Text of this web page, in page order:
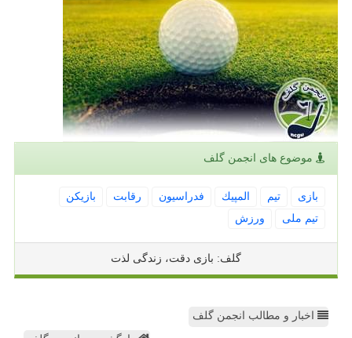
موضوع های انجمن گلف
بازی تیم المپیك فدراسیون رقابت
بازیكن
تیم ملی
ورزش
گلف: بازی دقت، زندگی لذت
اخبار و مطالب انجمن گلف